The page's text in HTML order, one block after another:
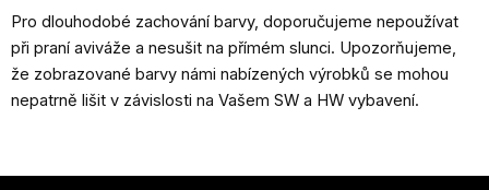
Pro dlouhodobé zachování barvy, doporučujeme nepoužívat
při praní aviváže a nesušit na přímém slunci. Upozorňujeme,
že zobrazované barvy námi nabízených výrobků se mohou
nepatrně lišit v závislosti na Vašem SW a HW vybavení.